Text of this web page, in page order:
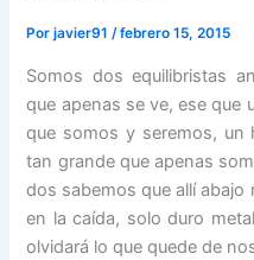
Porjavier91/febrero 15, 2015
Somos dos equilibristas
que apenas se ve, ese que
que somos y seremos, un
tan grande que apenas
dos sabemos que allí
en la caída, solo duro
olvidará lo que quede de